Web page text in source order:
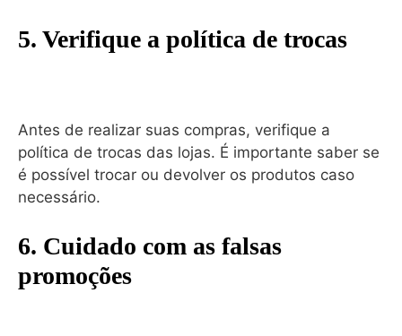
5. Verifique a política de trocas
Antes de realizar suas compras, verifique a
política de trocas das lojas. É importante saber se
é possível trocar ou devolver os produtos caso
necessário.
6. Cuidado com as falsas
promoções